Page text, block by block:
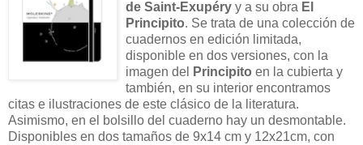
de Saint-Exupéry y a su obra El
Principito. Se trata de una colección de
cuadernos en edición limitada,
disponible en dos versiones, con la
imagen del
Principito en la cubierta y
también, en su interior encontramos
citas e ilustraciones de este clásico de la literatura.
Asimismo, en el bolsillo del cuaderno hay un desmontable.
Disponibles en dos tamaños de 9x14 cm y 12x21cm, con